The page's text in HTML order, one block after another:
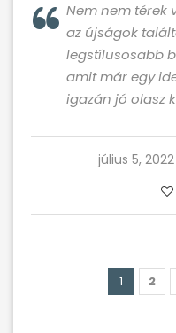
Nem nem térek
az újságok
legstílusosabb
amit már egy
igazán jó olasz
július 5, 2022
1 2